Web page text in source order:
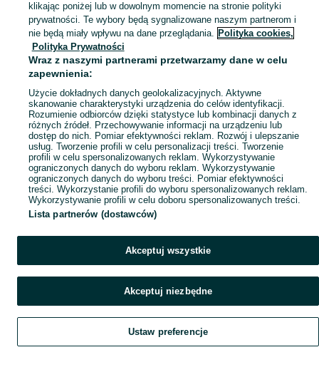
Mapa kategorii
Mapa miejscowości
Mapa ministron
Popularne wyszukiwania
Szukaj Obserwujesz Dodaj Czat Konto
klikając poniżej lub w dowolnym momencie na stronie polityki
prywatności. Te wybory będą sygnalizowane naszym partnerom i
nie będą miały wpływu na dane przeglądania. Polityka cookies,
Polityka Prywatności
Wraz z naszymi partnerami przetwarzamy dane w celu
zapewnienia:
Użycie dokładnych danych geolokalizacyjnych. Aktywne
skanowanie charakterystyki urządzenia do celów identyfikacji.
Rozumienie odbiorców dzięki statystyce lub kombinacji danych z
różnych źródeł. Przechowywanie informacji na urządzeniu lub
dostęp do nich. Pomiar efektywności reklam. Rozwój i ulepszanie
usług. Tworzenie profili w celu personalizacji treści. Tworzenie
profili w celu spersonalizowanych reklam. Wykorzystywanie
ograniczonych danych do wyboru reklam. Wykorzystywanie
ograniczonych danych do wyboru treści. Pomiar efektywności
treści. Wykorzystanie profili do wyboru spersonalizowanych reklam.
Wykorzystywanie profili w celu doboru spersonalizowanych treści.
Lista partnerów (dostawców)
Akceptuj wszystkie
Akceptuj niezbędne
Ustaw preferencje